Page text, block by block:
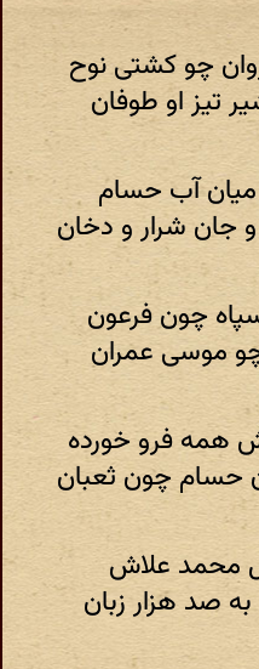
چو کشتی نوح
تیز او طوفان
میان آب حسام
جان شرار و دخان
چون فرعون
موسی عمران
فرو خورده
حسام چون ثعبان
محمد علاش
صد هزار زبان